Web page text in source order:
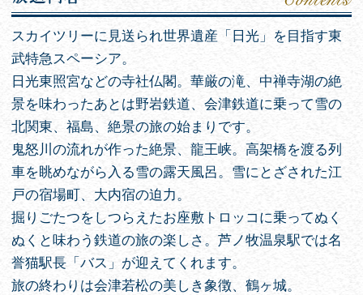
スカイツリーに見送られ世界遺産「日光」を目指す東
武特急スペーシア。
日光東照宮などの寺社仏閣。華厳の滝、中禅寺湖の絶
景を味わったあとは野岩鉄道、会津鉄道に乗って雪の
北関東、福島、絶景の旅の始まりです。
鬼怒川の流れが作った絶景、龍王峡。高架橋を渡る列
車を眺めながら入る雪の露天風呂。雪にとざされた江
戸の宿場町、大内宿の迫力。
掘りごたつをしつらえたお座敷トロッコに乗ってぬく
ぬくと味わう鉄道の旅の楽しさ。芦ノ牧温泉駅では名
誉猫駅長「バス」が迎えてくれます。
旅の終わりは会津若松の美しき象徴、鶴ヶ城。